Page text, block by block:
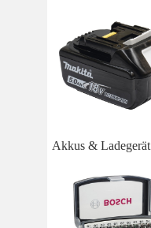
Akkus & Ladegerät